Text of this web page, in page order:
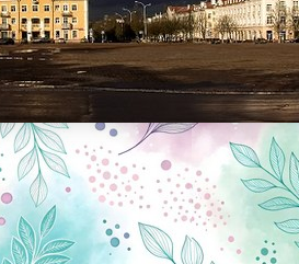
Чернігівський формат, новини Чернігова, події в Чернігові: політика, економіка, аналітика, культура, відеоновини, екологія, спортивний Чернігів, туризм, Чернігів